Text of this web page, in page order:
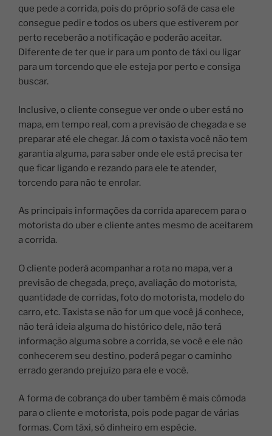
que pede a corrida, pois do próprio sofá de casa ele
consegue pedir e todos os ubers que estiverem por
perto receberão a notificação e poderão aceitar.
Diferente de ter que ir para um ponto de táxi ou ligar
para um torcendo que ele esteja por perto e consiga
buscar.
Inclusive, o cliente consegue ver onde o uber está no
mapa, em tempo real, com a previsão de chegada e se
preparar até ele chegar. Já com o taxista você não tem
garantia alguma, para saber onde ele está precisa ter
que ficar ligando e rezando para ele te atender,
torcendo para não te enrolar.
As principais informações da corrida aparecem para o
motorista do uber e cliente antes mesmo de aceitarem
a corrida.
O cliente poderá acompanhar a rota no mapa, ver a
previsão de chegada, preço, avaliação do motorista,
quantidade de corridas, foto do motorista, modelo do
carro, etc. Taxista se não for um que você já conhece,
não terá ideia alguma do histórico dele, não terá
informação alguma sobre a corrida, se você e ele não
conhecerem seu destino, poderá pegar o caminho
errado gerando prejuízo para ele e você.
A forma de cobrança do uber também é mais cômoda
para o cliente e motorista, pois pode pagar de várias
formas. Com táxi, só dinheiro em espécie.